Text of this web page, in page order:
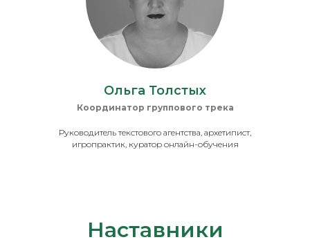
Ольга Толстых
Координатор группового трека
Руководитель текстового агентства, архетипист,
игропрактик, куратор онлайн-обучения
Наставники